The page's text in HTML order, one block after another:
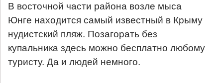
В восточной части района возле мыса
Юнге находится самый известный в Крыму
нудистский пляж. Позагорать без
купальника здесь можно бесплатно любому
туристу. Да и людей немного.